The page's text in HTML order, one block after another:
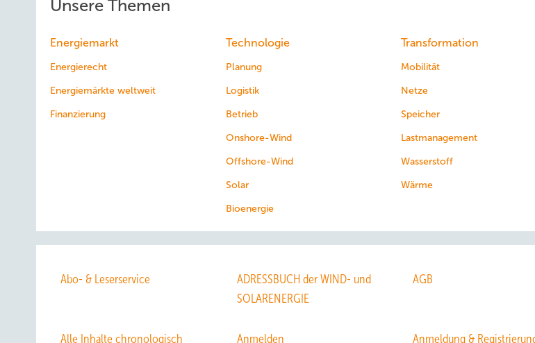
Unsere Themen
Energiemarkt
Energierecht
Energiemärkte weltweit
Finanzierung
Technologie
Planung
Logistik
Betrieb
Onshore-Wind
Offshore-Wind
Solar
Bioenergie
Transformation
Mobilität
Netze
Speicher
Lastmanagement
Wasserstoff
Wärme
Abo- & Leserservice
ADRESSBUCH der WIND- und
SOLARENERGIE
AGB
Alle Inhalte chronologisch Anmelden Anmeldung &